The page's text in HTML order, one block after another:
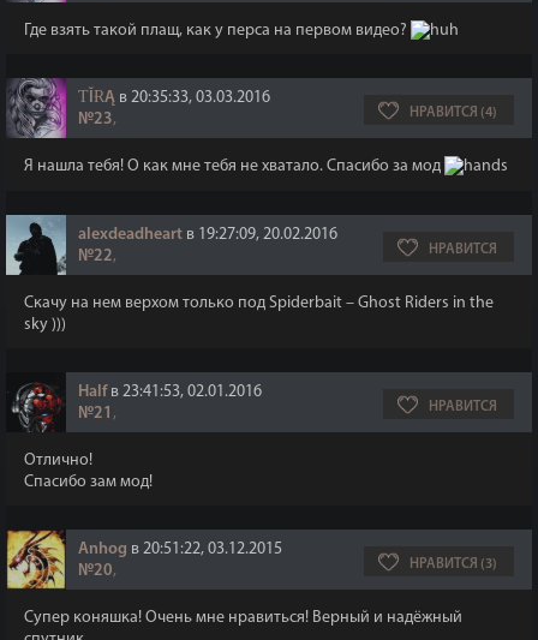
Где взять такой плащ, как у перса на первом видео?
ƬĬɌĄ в 20:35:33, 03.03.2016
№23, НРАВИТСЯ (4)
Я нашла тебя! О как мне тебя не хватало. Спасибо за мод
alexdeadheart в 19:27:09, 20.02.2016
№22, НРАВИТСЯ
Скачу на нем верхом только под Spiderbait – Ghost Riders in the
sky )))
Halfв 23:41:53, 02.01.2016
№21 , НРАВИТСЯ
Отлично!
Спасибо зам мод!
Anhog в 20:51:22, 03.12.2015
№20, НРАВИТСЯ (3)
Супер коняшка! Очень мне нравиться! Верный и надёжный